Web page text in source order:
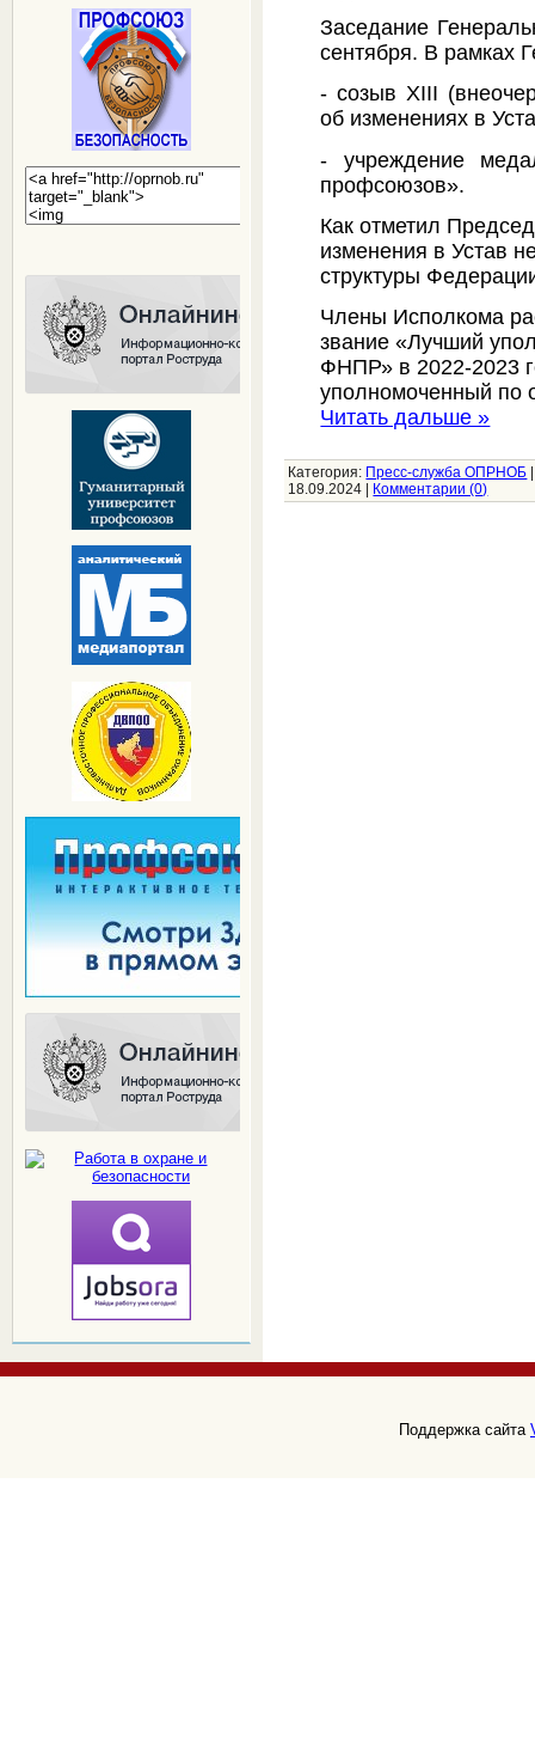
Заседание
сентября. В рамках
- созыв XIII
об изменениях в
- учреждение
профсоюзов».
Как отметил
изменения в Устав
структуры
Члены Исполкома
звание «Лучший
ФНПР» в 2022-2023
уполномоченный по
Читать дальше »
Категория: Пресс-служба ОПРНОБ
18.09.2024 | Комментарии (0)
Поддержка сайта